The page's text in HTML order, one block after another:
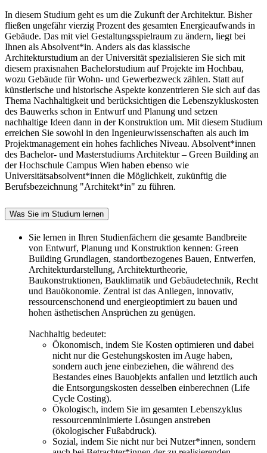
In diesem Studium geht es um die Zukunft der Architektur. Bisher
fließen ungefähr vierzig Prozent des gesamten Energieaufwands in
Gebäude. Das mit viel Gestaltungsspielraum zu ändern, liegt bei
Ihnen als Absolvent*in. Anders als das klassische
Architekturstudium an der Universität spezialisieren Sie sich mit
diesem praxisnahen Bachelorstudium auf Projekte im Hochbau,
wozu Gebäude für Wohn- und Gewerbezweck zählen. Statt auf
künstlerische und historische Aspekte konzentrieren Sie sich auf das
Thema Nachhaltigkeit und berücksichtigen die Lebenszykluskosten
des Bauwerks schon in Entwurf und Planung und setzen
nachhaltige Ideen dann in der Konstruktion um. Mit diesem Studium
erreichen Sie sowohl in den Ingenieurwissenschaften als auch im
Projektmanagement ein hohes fachliches Niveau. Absolvent*innen
des Bachelor- und Masterstudiums Architektur – Green Building an
der Hochschule Campus Wien haben ebenso wie
Universitätsabsolvent*innen die Möglichkeit, zukünftig die
Berufsbezeichnung "Architekt*in" zu führen.
Was Sie im Studium lernen
Sie lernen in Ihren Studienfächern die gesamte Bandbreite
von Entwurf, Planung und Konstruktion kennen: Green
Building Grundlagen, standortbezogenes Bauen, Entwerfen,
Architekturdarstellung, Architekturtheorie,
Baukonstruktionen, Bauklimatik und Gebäudetechnik, Recht
und Bauökonomie. Zentral ist das Anliegen, innovativ,
ressourcenschonend und energieoptimiert zu bauen und
hohen ästhetischen Ansprüchen zu genügen.
Nachhaltig bedeutet:
Ökonomisch, indem Sie Kosten optimieren und dabei
nicht nur die Gestehungskosten im Auge haben,
sondern auch jene einbeziehen, die während des
Bestandes eines Bauobjekts anfallen und letztlich auch
die Entsorgungskosten desselben einberechnen (Life
Cycle Costing).
Ökologisch, indem Sie im gesamten Lebenszyklus
ressourcenminimierte Lösungen anstreben
(ökologischer Fußabdruck).
Sozial, indem Sie nicht nur bei Nutzer*innen, sondern